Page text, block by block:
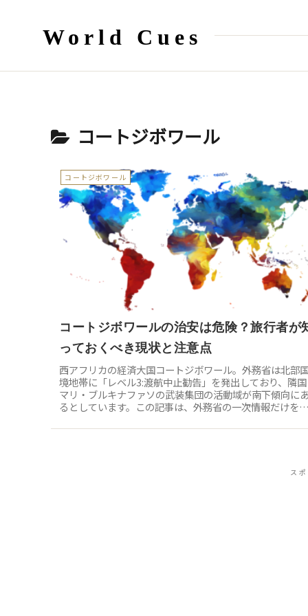
World Cues
コートジボワール
コートジボワール
コートジボワールの治安は危険？旅行者が
っておくべき現状と注意点
西アフリカの経済大国コートジボワール。外務省は北部
境地帯に「レベル3:渡航中止勧告」を発出しており、隣国
マリ・ブルキナファソの武装集団の活動域が南下傾向にあ
るとしています。この記事は、外務省の一次情報だけを根
ス